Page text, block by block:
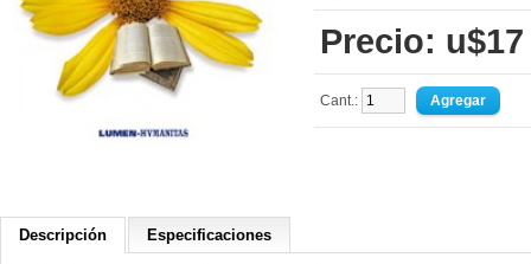
Precio: u$17
Cant.:
Descripción Especificaciones